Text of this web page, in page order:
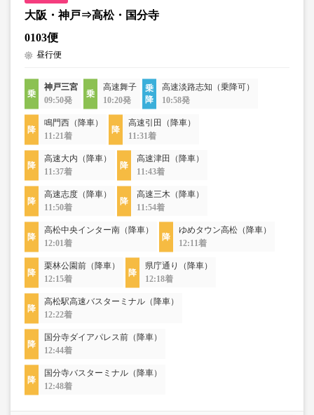
大阪・神戸⇒高松・国分寺
0103便
昼行便
神戸三宮
09:50発
高速舞子
10:20発
高速淡路志知（乗降可）
10:58発
鳴門西（降車）
11:21着
高速引田（降車）
11:31着
高速大内（降車）
11:37着
高速津田（降車）
11:43着
高速志度（降車）
11:50着
高速三木（降車）
11:54着
高松中央インター南（降車）
12:01着
ゆめタウン高松（降車）
12:11着
栗林公園前（降車）
12:15着
県庁通り（降車）
12:18着
高松駅高速バスターミナル（降車）
12:22着
国分寺ダイアパレス前（降車）
12:44着
国分寺バスターミナル（降車）
12:48着